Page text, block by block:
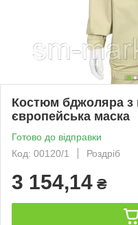
Костюм бджоляра з
європейська маска
Готово до відправки
Код: 00120/1
Роздріб
3 154,14 ₴